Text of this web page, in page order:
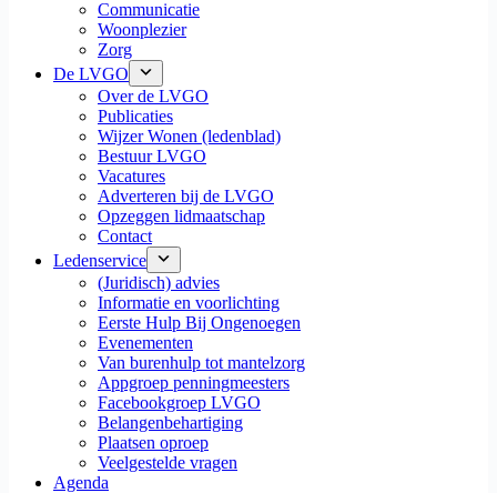
Communicatie
Woonplezier
Zorg
De LVGO
Over de LVGO
Publicaties
Wijzer Wonen (ledenblad)
Bestuur LVGO
Vacatures
Adverteren bij de LVGO
Opzeggen lidmaatschap
Contact
Ledenservice
(Juridisch) advies
Informatie en voorlichting
Eerste Hulp Bij Ongenoegen
Evenementen
Van burenhulp tot mantelzorg
Appgroep penningmeesters
Facebookgroep LVGO
Belangenbehartiging
Plaatsen oproep
Veelgestelde vragen
Agenda